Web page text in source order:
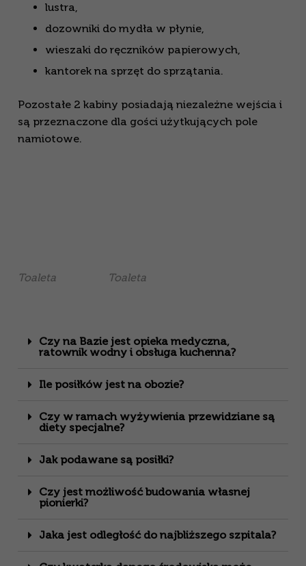
lustra,
dozowniki do mydła w płynie,
wieszaki do ręczników papierowych,
kantorek na sprzęt do sprzątania.
Pozostałe 2 kabiny posiadają niezależne wejścia i
są przeznaczone dla gości użytkujących pole
namiotowe.
Toaleta Toaleta
Czy na Bazie jest opieka medyczna,
ratownik wodny i obsługa kuchenna?
Ile posiłków jest na obozie?
Czy w ramach wyżywienia przewidziane są
diety specjalne?
Jak podawane są posiłki?
Czy jest możliwość budowania własnej
pionierki?
Jaka jest odległość do najbliższego szpitala?